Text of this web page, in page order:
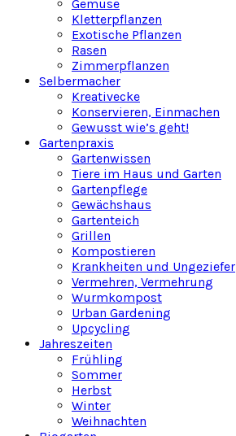
Gemüse
Kletterpflanzen
Exotische Pflanzen
Rasen
Zimmerpflanzen
Selbermacher
Kreativecke
Konservieren, Einmachen
Gewusst wie’s geht!
Gartenpraxis
Gartenwissen
Tiere im Haus und Garten
Gartenpflege
Gewächshaus
Gartenteich
Grillen
Kompostieren
Krankheiten und Ungeziefer
Vermehren, Vermehrung
Wurmkompost
Urban Gardening
Upcycling
Jahreszeiten
Frühling
Sommer
Herbst
Winter
Weihnachten